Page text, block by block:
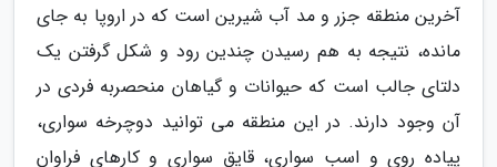
آخرین منطقه جزر و مد آب شیرین است که در اروپا به جای
مانده، نتیجه به هم رسیدن چندین رود و شکل گرفتن یک
دلتای جالب است که حیوانات و گیاهان منحصربه فردی در
آن وجود دارند. در این منطقه می توانید دوچرخه سواری،
پیاده روی و اسب سواری، قایق سواری و کارهای فراوان